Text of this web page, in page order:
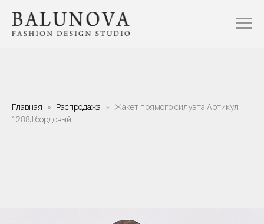
Главная Распродажа
Жакет прямого силуэта Артикул
1288J бордовый